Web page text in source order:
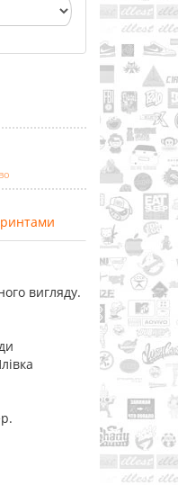
вигляду.